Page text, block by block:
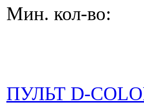
Мин. кол-во:
ПУЛЬТ D-